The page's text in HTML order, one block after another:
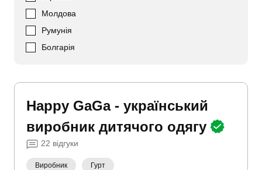
Молдова
Румунія
Болгарія
Happy GaGa - український
виробник дитячого одягу
22 відгуки
Виробник Гурт